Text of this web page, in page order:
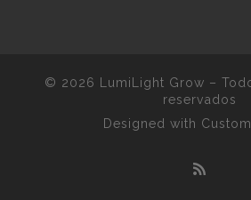
© 2026 LumiLight Grow –
reservados
Designed with